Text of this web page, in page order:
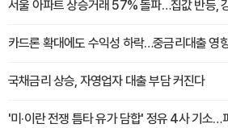
서울 아파트 상승거래 57% 돌파…집값 반등,
카드론 확대에도 수익성 하락…중금리대출 영
국채금리 상승, 자영업자 대출 부담 커진다
'미·이란 전쟁 틈타 유가 담합' 정유 4사 기소…